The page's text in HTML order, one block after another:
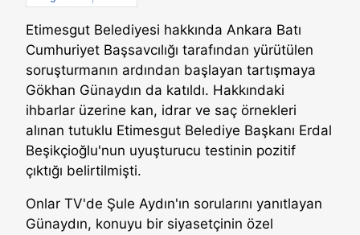
Etimesgut Belediyesi hakkında Ankara Batı
Cumhuriyet Başsavcılığı tarafından yürütülen
soruşturmanın ardından başlayan tartışmaya
Gökhan Günaydın da katıldı. Hakkındaki
ihbarlar üzerine kan, idrar ve saç örnekleri
alınan tutuklu Etimesgut Belediye Başkanı Erdal
Beşikçioğlu'nun uyuşturucu testinin pozitif
çıktığı belirtilmişti.
Onlar TV'de Şule Aydın'ın sorularını yanıtlayan
Günaydın, konuyu bir siyasetçinin özel